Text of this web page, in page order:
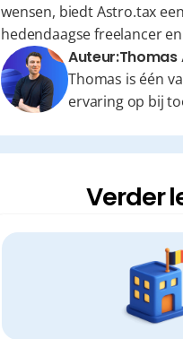
wensen, biedt Astro.tax
hedendaagse freelancer
Auteur:Thomas
Thomas is één
ervaring op bij
Verder